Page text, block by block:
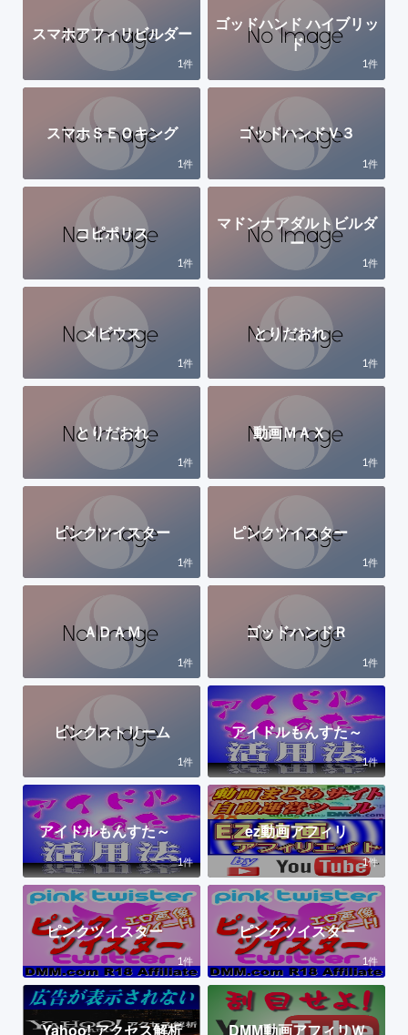
スマホアフィリビルダー
1件
ゴッドハンド ハイブリッ
ド
1件
スマホＳＥＯキング
1件
ゴッドハンドＶ３
1件
コピポリス
1件
マドンナアダルトビルダ
ー
1件
メビウス
1件
とりだおれ
1件
とりだおれ
1件
動画ＭＡＸ
1件
ピンクツイスター
1件
ピンクツイスター
1件
ＡＤＡＭ
1件
ゴッドハンドＲ
1件
ピンクストリーム
1件
アイドルもんすた～
1件
アイドルもんすた～
1件
ez動画アフィリ
1件
ピンクツイスター
1件
ピンクツイスター
1件
Yahoo! アクセス解析 DMM動画アフィリＷ